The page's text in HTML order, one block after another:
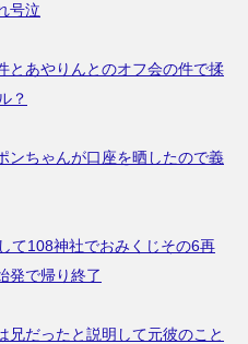
号泣
とあやりんとのオフ会の件で揉
？
ンちゃんが口座を晒したので義
て108神社でおみくじその6再
発で帰り終了
兄だったと説明して元彼のこと